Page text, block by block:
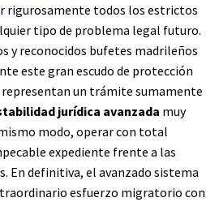
rigurosamente todos los estrictos
tipo de problema legal futuro.
y reconocidos bufetes madrileños
este gran escudo de protección
un trámite sumamente
jurídica avanzada muy
modo, operar con total
expediente frente a las
En definitiva, el avanzado sistema
esfuerzo migratorio con